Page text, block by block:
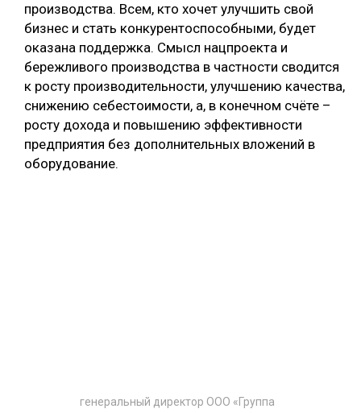
производства. Всем, кто хочет улучшить свой
бизнес и стать конкурентоспособными, будет
оказана поддержка. Смысл нацпроекта и
бережливого производства в частности сводится
к росту производительности, улучшению качества,
снижению себестоимости, а, в конечном счёте –
росту дохода и повышению эффективности
предприятия без дополнительных вложений в
оборудование.
генеральный директор ООО «Группа